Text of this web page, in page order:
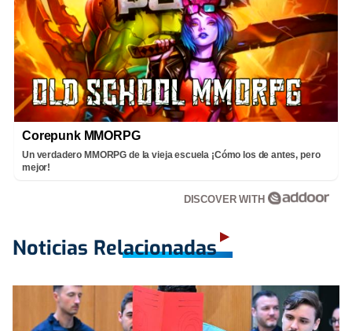
Corepunk MMORPG
Un verdadero MMORPG de la vieja escuela ¡Cómo los de antes, pero
mejor!
DISCOVER WITH
Noticias Relacionadas